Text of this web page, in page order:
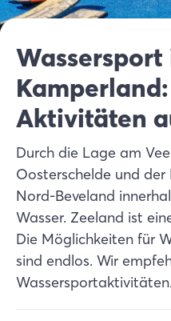
Alle Arten
2 Gäste
Wassersport
Aktivitäten
Durch die Lage am
Oosterschelde und
Nord-Beveland
Wasser. Zeeland ist
Die Möglichkeiten für
sind endlos. Wir
Wassersportaktivitäten.